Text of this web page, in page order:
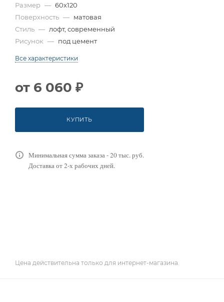
Размер — 60x120
Поверхность — матовая
Стиль — лофт, современный
Рисунок — под цемент
Все характеристики
от 6 060 ₽
КУПИТЬ
Минимальная сумма заказа - 20 тыс. руб.
Доставка от 2-х рабочих дней.
Цена действительна только для интернет-магазина.